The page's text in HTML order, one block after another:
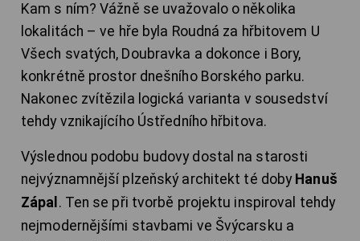
Kam s ním? Vážně se uvažovalo o několika
lokalitách – ve hře byla Roudná za hřbitovem U
Všech svatých, Doubravka a dokonce i Bory,
konkrétně prostor dnešního Borského parku.
Nakonec zvítězila logická varianta v sousedství
tehdy vznikajícího Ústředního hřbitova.
Výslednou podobu budovy dostal na starosti
nejvýznamnější plzeňský architekt té doby Hanuš
Zápal . Ten se při tvorbě projektu inspiroval tehdy
nejmodernějšími stavbami ve Švýcarsku a